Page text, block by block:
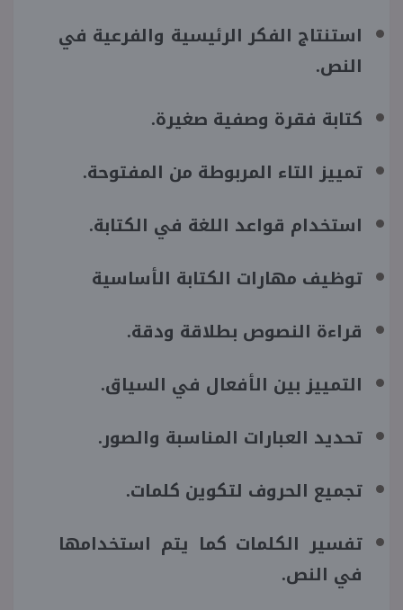
استنتاج الفكر الرئيسية والفرعية في
النص.
كتابة فقرة وصفية صغيرة.
تمييز التاء المربوطة من المفتوحة.
استخدام قواعد اللغة في الكتابة.
توظيف مهارات الكتابة الأساسية
قراءة النصوص بطلاقة ودقة.
التمييز بين الأفعال في السياق.
تحديد العبارات المناسبة والصور.
تجميع الحروف لتكوين كلمات.
تفسير الكلمات كما يتم استخدامها
في النص.